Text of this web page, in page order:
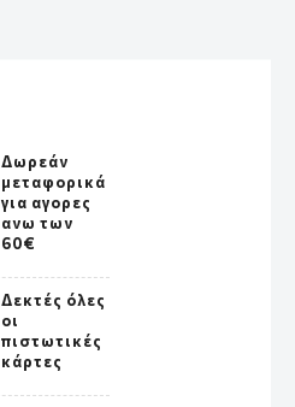
Δωρεάν
μεταφορικά
για αγορες
ανω των
60€
Δεκτές όλες
οι
πιστωτικές
κάρτες